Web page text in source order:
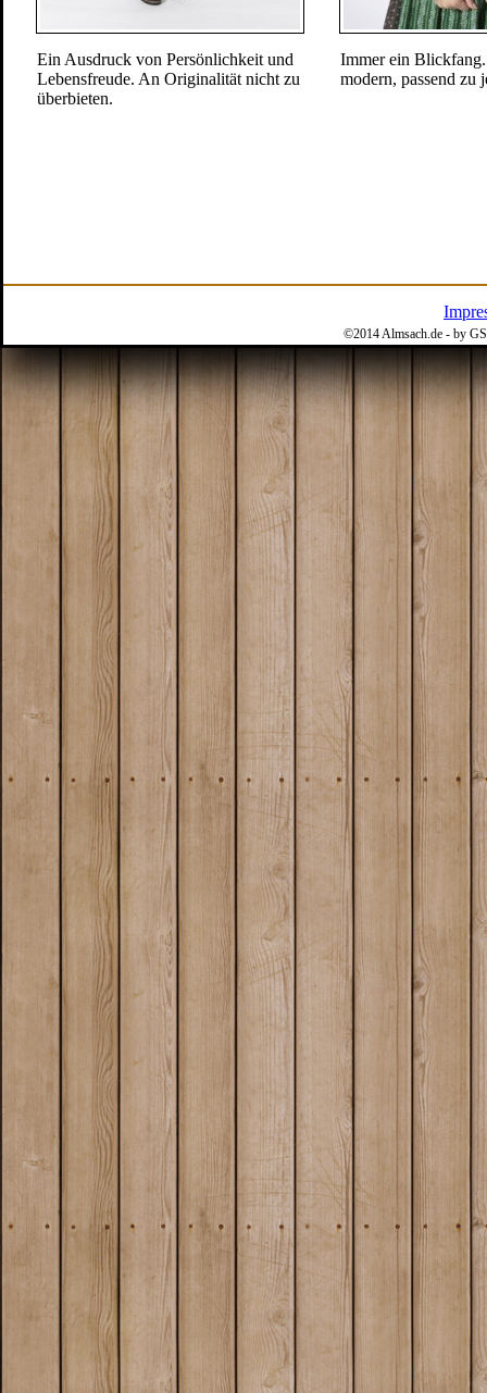
Ein Ausdruck von Persönlichkeit und
Lebensfreude. An Originalität nicht zu
überbieten.
Immer ein
modern, passend zu
©2014 Almsach.de - by